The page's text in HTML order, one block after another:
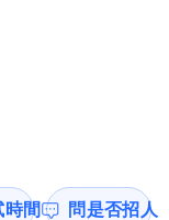
時間 問是否招人